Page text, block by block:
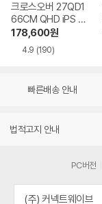
크로스오버 27QD1
66CM QHD iPS U
SB-C 화이트 Ai 멀
티스탠드
178,600원
4.9 (190)
빠른배송 안내
법적고지 안내
PC버전
(주) 커넥트웨이브